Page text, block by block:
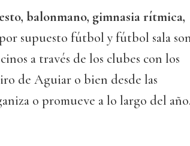
balonmano, gimnasia rítmica,
supuesto fútbol y fútbol sala
a través de los clubes con los
de Aguiar o bien desde las
o promueve a lo largo del año.